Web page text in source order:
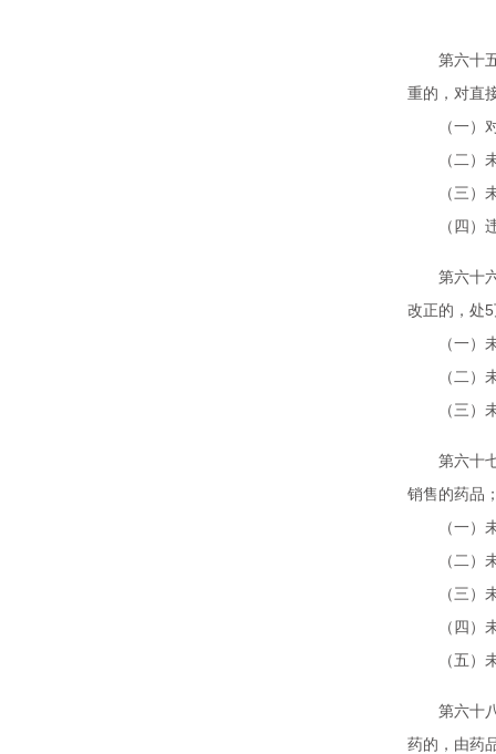
第六十五
重的，对直
（一）对
（二）未
（三）未
（四）违
第六十六
改正的，处
（一）未
（二）未
（三）未
第六十七
销售的药品
（一）未
（二）未
（三）未
（四）未
（五）未
第六十八
药的，由药